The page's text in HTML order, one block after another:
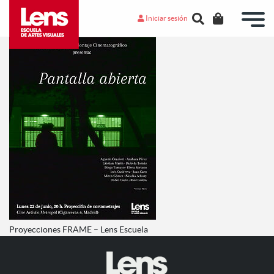
Iniciar sesión
Proyecciones FRAME – Lens Escuela